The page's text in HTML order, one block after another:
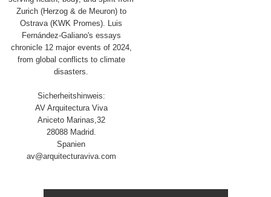
Zurich (Herzog & de Meuron) to
Ostrava (KWK Promes). Luis
Fernández-Galiano's essays
chronicle 12 major events of 2024,
from global conflicts to climate
disasters.
Sicherheitshinweis:
AV Arquitectura Viva
Aniceto Marinas,32
28088 Madrid.
Spanien
av@arquitecturaviva.com